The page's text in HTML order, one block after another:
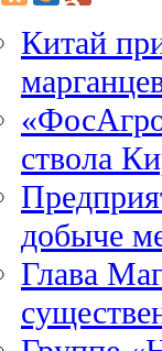
Китай
ствола
добыче
Глава